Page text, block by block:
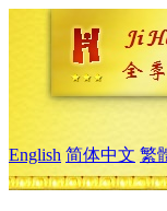
English 简体中文 繁